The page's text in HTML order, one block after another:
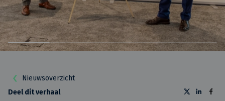
Nieuwsoverzicht
Deel dit verhaal